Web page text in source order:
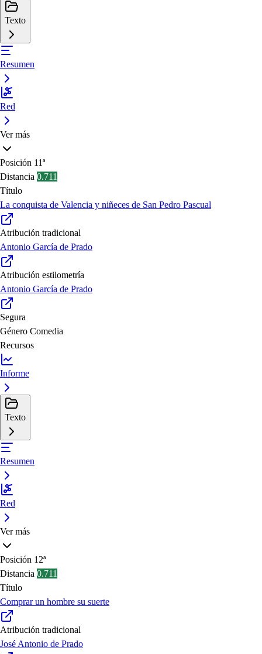
Texto
Resumen
Red
Ver más
Posición 11ª
Distancia 0.711
Título
La conquista de Valencia y niñeces de San Pedro Pascual
Atribución tradicional
Antonio García de Prado
Atribución estilometría
Antonio García de Prado
Segura
Género Comedia
Recursos
Informe
Texto
Resumen
Red
Ver más
Posición 12ª
Distancia 0.711
Título
Comprar un hombre su suerte
Atribución tradicional
José Antonio de Prado